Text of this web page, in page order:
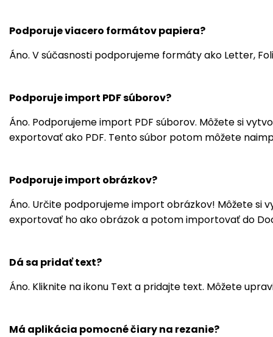
Podporuje viacero formátov papiera?
Áno. V súčasnosti podporujeme formáty ako Letter,
Podporuje import PDF súborov?
Áno. Podporujeme import PDF súborov. Môžete si
exportovať ako PDF. Tento súbor potom môžete
Podporuje import obrázkov?
Áno. Určite podporujeme import obrázkov! Môžete si
exportovať ho ako obrázok a potom importovať do
Dá sa pridať text?
Áno. Kliknite na ikonu Text a pridajte text. Môžete
Má aplikácia pomocné čiary na rezanie?